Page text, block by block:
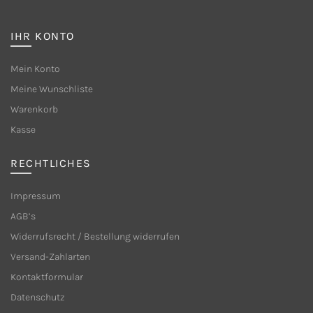
IHR KONTO
Mein Konto
Meine Wunschliste
Warenkorb
Kasse
RECHTLICHES
Impressum
AGB’s
Widerrufsrecht / Bestellung widerrufen
Versand-Zahlarten
Kontaktformular
Datenschutz